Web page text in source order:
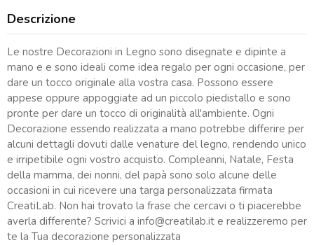
Descrizione
Le nostre Decorazioni in Legno sono disegnate e dipinte a
mano e e sono ideali come idea regalo per ogni occasione, per
dare un tocco originale alla vostra casa. Possono essere
appese oppure appoggiate ad un piccolo piedistallo e sono
pronte per dare un tocco di originalità all'ambiente. Ogni
Decorazione essendo realizzata a mano potrebbe differire per
alcuni dettagli dovuti dalle venature del legno, rendendo unico
e irripetibile ogni vostro acquisto. Compleanni, Natale, Festa
della mamma, dei nonni, del papà sono solo alcune delle
occasioni in cui ricevere una targa personalizzata firmata
CreatiLab. Non hai trovato la frase che cercavi o ti piacerebbe
averla differente? Scrivici a info@creatilab.it e realizzeremo per
te la Tua decorazione personalizzata